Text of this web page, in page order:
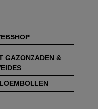
GAZONZADEN &